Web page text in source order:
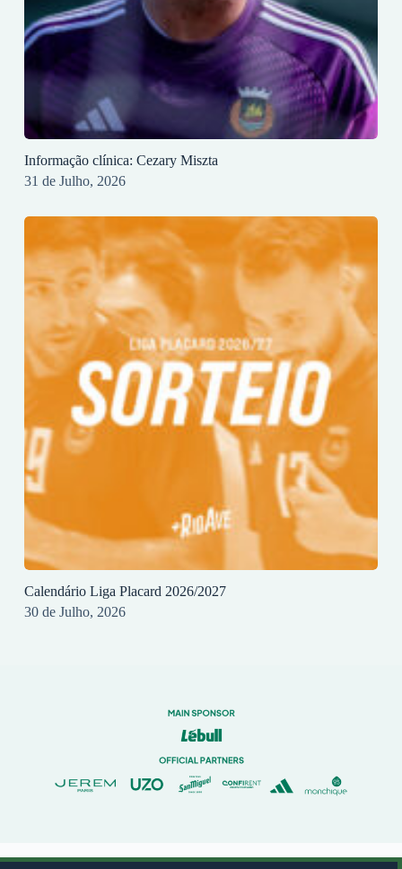
Informação clínica: Cezary Miszta
31 de Julho, 2026
Calendário Liga Placard 2026/2027
30 de Julho, 2026